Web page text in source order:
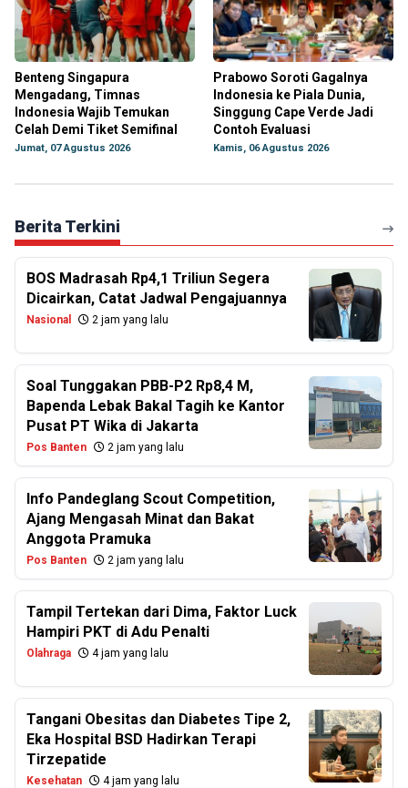
Benteng Singapura
Mengadang, Timnas
Indonesia Wajib Temukan
Celah Demi Tiket Semifinal
Jumat, 07 Agustus 2026
Prabowo Soroti Gagalnya
Indonesia ke Piala Dunia,
Singgung Cape Verde Jadi
Contoh Evaluasi
Kamis, 06 Agustus 2026
Berita Terkini
BOS Madrasah Rp4,1 Triliun Segera
Dicairkan, Catat Jadwal Pengajuannya
Nasional 2 jam yang lalu
Soal Tunggakan PBB-P2 Rp8,4 M,
Bapenda Lebak Bakal Tagih ke Kantor
Pusat PT Wika di Jakarta
Pos Banten 2 jam yang lalu
Info Pandeglang Scout Competition,
Ajang Mengasah Minat dan Bakat
Anggota Pramuka
Pos Banten 2 jam yang lalu
Tampil Tertekan dari Dima, Faktor Luck
Hampiri PKT di Adu Penalti
Olahraga 4 jam yang lalu
Tangani Obesitas dan Diabetes Tipe 2,
Eka Hospital BSD Hadirkan Terapi
Tirzepatide
Kesehatan 4 jam yang lalu